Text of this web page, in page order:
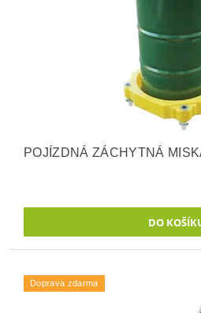
POJÍZDNÁ ZÁCHYTNÁ
Doprava zdarma